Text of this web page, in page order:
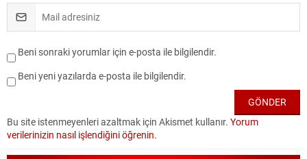
Beni sonraki yorumlar için e-posta ile bilgilendir.
Beni yeni yazılarda e-posta ile bilgilendir.
Bu site istenmeyenleri azaltmak için Akismet kullanır. Yorum
verilerinizin nasıl işlendiğini öğrenin.